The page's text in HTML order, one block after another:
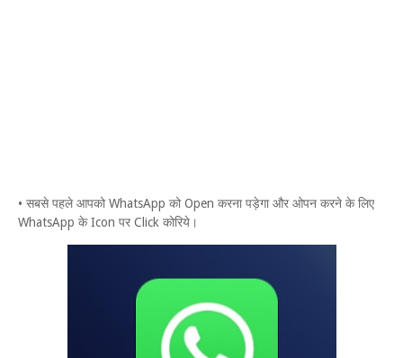
• सबसे पहले आपको WhatsApp को Open करना पड़ेगा और ओपन करने के लिए
WhatsApp के Icon पर Click कोरिये।